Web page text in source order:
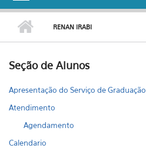
RENAN IRABI
Seção de Alunos
Apresentação do Serviço de Graduação
Atendimento
Agendamento
Calendario